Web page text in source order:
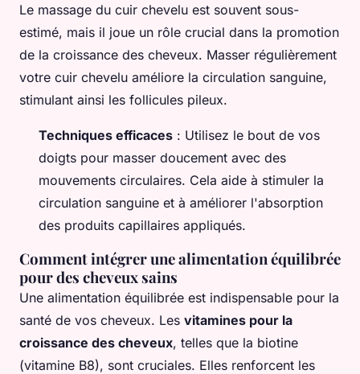
Le massage du cuir chevelu est souvent sous-
estimé, mais il joue un rôle crucial dans la promotion
de la croissance des cheveux. Masser régulièrement
votre cuir chevelu améliore la circulation sanguine,
stimulant ainsi les follicules pileux.
Techniques efficaces : Utilisez le bout de vos
doigts pour masser doucement avec des
mouvements circulaires. Cela aide à stimuler la
circulation sanguine et à améliorer l'absorption
des produits capillaires appliqués.
Comment intégrer une alimentation équilibrée
pour des cheveux sains
Une alimentation équilibrée est indispensable pour la
santé de vos cheveux. Les vitamines pour la
croissance des cheveux, telles que la biotine
(vitamine B8), sont cruciales. Elles renforcent les